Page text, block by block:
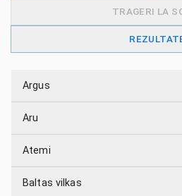
TRAGERI LA
Argus
Aru
Atemi
Baltas vilkas